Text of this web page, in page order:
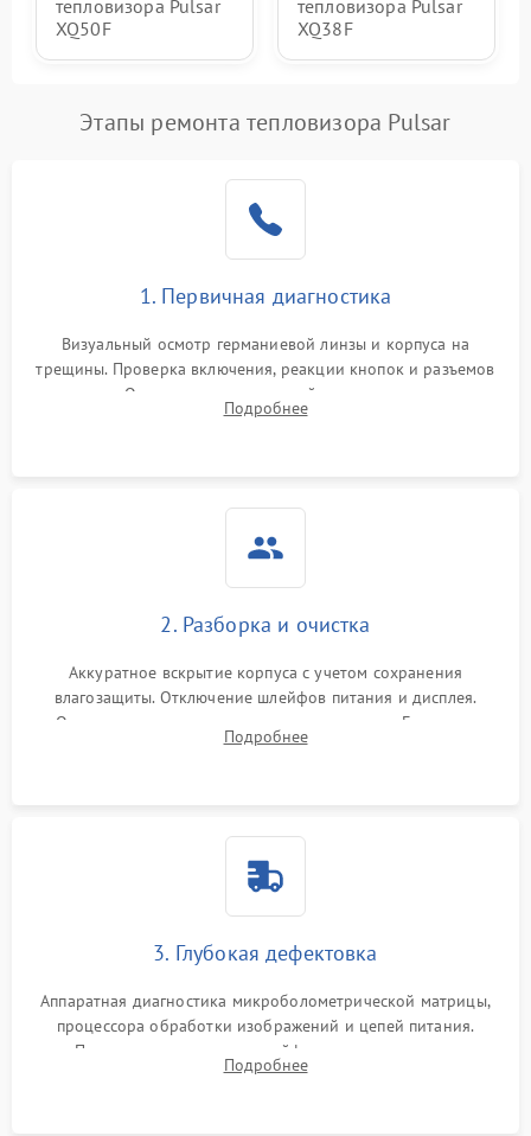
тепловизора Pulsar
XQ50F
тепловизора Pulsar
XQ38F
Этапы ремонта тепловизора Pulsar
1. Первичная диагностика
Визуальный осмотр германиевой линзы и корпуса на
трещины. Проверка включения, реакции кнопок и разъемов
зарядки. Оценка вывода тепловой сигнатуры на экран,
проверка базовых функций и считывание системных
Подробнее
2. Разборка и очистка
Аккуратное вскрытие корпуса с учетом сохранения
влагозащиты. Отключение шлейфов питания и дисплея.
Очистка внутренних плат от окислов и пыли. Бережная
обработка германиевого объектива специализированными
Подробнее
3. Глубокая дефектовка
Аппаратная диагностика микроболометрической матрицы,
процессора обработки изображений и цепей питания.
Проверка целостности шлейфов, модуля памяти и
интерфейсов связи. Выявление сгоревших SMD-компонентов
Подробнее